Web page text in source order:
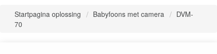
Startpagina oplossing Babyfoons met camera
DVM-
70